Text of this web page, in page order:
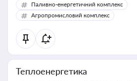
Паливно-енергетичний комплекс
Агропромисловий комплекс
Теплоенергетика